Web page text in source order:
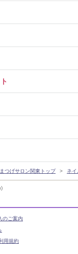
つげサロン関東トップ ネ
のご案内
用規約